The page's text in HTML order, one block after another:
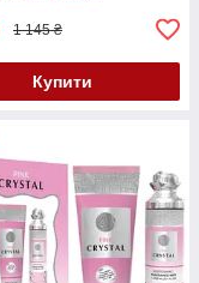
1 145 ₴
Купити